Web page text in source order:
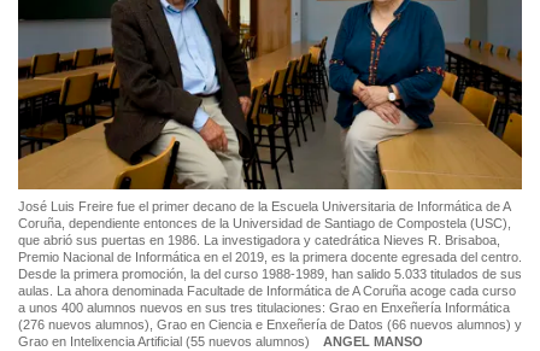
José Luis Freire fue el primer decano de la Escuela Universitaria de Informática de A
Coruña, dependiente entonces de la Universidad de Santiago de Compostela (USC),
que abrió sus puertas en 1986. La investigadora y catedrática Nieves R. Brisaboa,
Premio Nacional de Informática en el 2019, es la primera docente egresada del centro.
Desde la primera promoción, la del curso 1988-1989, han salido 5.033 titulados de sus
aulas. La ahora denominada Facultade de Informática de A Coruña acoge cada curso
a unos 400 alumnos nuevos en sus tres titulaciones: Grao en Enxeñería Informática
(276 nuevos alumnos), Grao en Ciencia e Enxeñería de Datos (66 nuevos alumnos) y
Grao en Intelixencia Artificial (55 nuevos alumnos)
ANGEL MANSO